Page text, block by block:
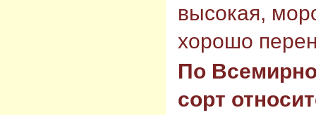
высокая,
хорошо
По
сорт